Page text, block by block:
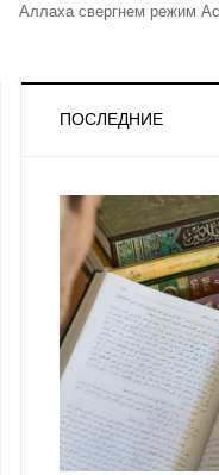
Аллаха свергнем режим
ПОСЛЕДНИЕ